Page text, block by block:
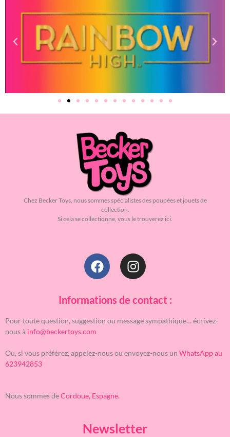
Chez Becker Toys, nous sommes spécialistes des poupées et jouets de
collection.
Si cela se collectionne, vous le trouverez ici.
Informations de contact :
Pour toute question, suggestion ou message sympathique… écrivez-
nous à info@beckertoys.com
Ou, si vous préférez, appelez-nous ou envoyez-nous un WhatsApp au
623942853
Nous sommes deCordoue, Espagne.
Newsletter